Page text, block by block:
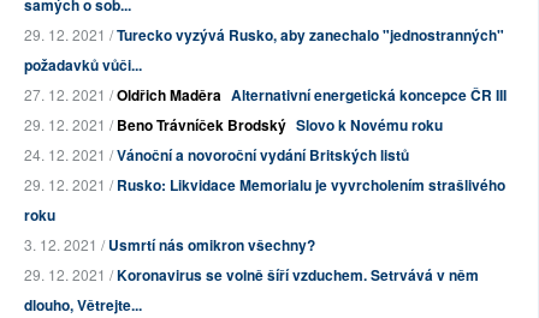
samých o sob...
29. 12. 2021 /Turecko vyzývá Rusko, aby zanechalo "jednostranných"
požadavků vůči...
27. 12. 2021 /Oldřich Maděra Alternativní energetická koncepce ČR III
29. 12. 2021 /Beno Trávníček Brodský Slovo k Novému roku
24. 12. 2021 /Vánoční a novoroční vydání Britských listů
29. 12. 2021 /Rusko: Likvidace Memorialu je vyvrcholením strašlivého
roku
3. 12. 2021 /Usmrtí nás omikron všechny?
29. 12. 2021 /Koronavirus se volně šíří vzduchem. Setrvává v něm
dlouho, Větrejte...